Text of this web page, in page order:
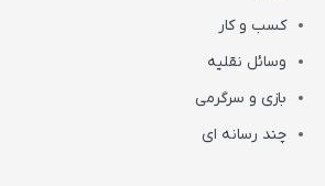
کسب و کار
وسائل نقلیه
بازی و سرگرمی
چند رسانه ای